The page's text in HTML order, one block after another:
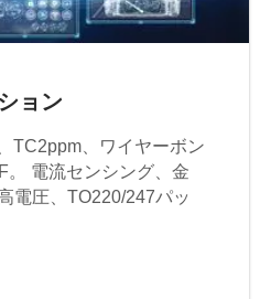
ョン
TC2ppm、ワイヤーボン
。 電流センシング、金
電圧、TO220/247パッ